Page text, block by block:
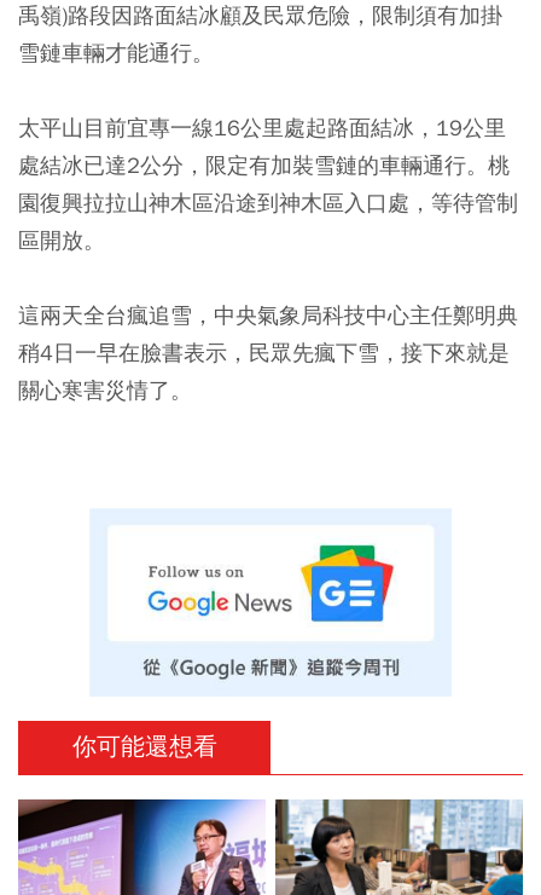
禹嶺)路段因路面結冰顧及民眾危險，限制須有加掛
雪鏈車輛才能通行。
太平山目前宜專一線16公里處起路面結冰，19公里
處結冰已達2公分，限定有加裝雪鏈的車輛通行。桃
園復興拉拉山神木區沿途到神木區入口處，等待管制
區開放。
這兩天全台瘋追雪，中央氣象局科技中心主任鄭明典
稍4日一早在臉書表示，民眾先瘋下雪，接下來就是
關心寒害災情了。
你可能還想看